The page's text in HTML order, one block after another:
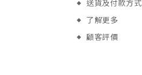
送貨及付款方式
了解更多
顧客評價